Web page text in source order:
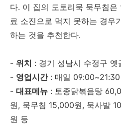
다. 이 집의 도토리묵 묵무침
료 소진으로 먹지 못하는 경우
하는 것을 추천한다.
- 위치 : 경기 성남시 수정구
- 영업시간: 매일 09:00~21:30
- 대표메뉴 : 토종닭볶음탕
원, 묵무침 15,000원, 묵사발
원 등